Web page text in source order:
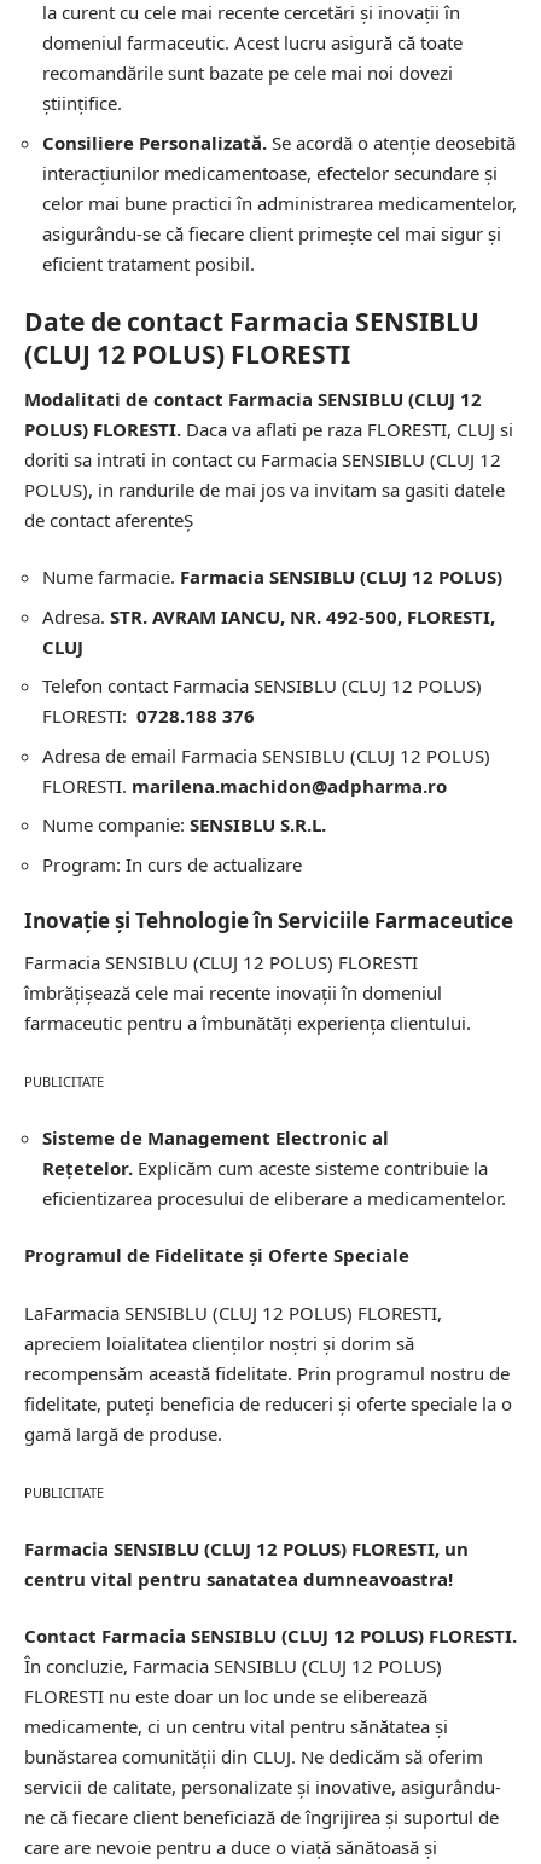
la curent cu cele mai recente cercetări și inovații în
domeniul farmaceutic. Acest lucru asigură că toate
recomandările sunt bazate pe cele mai noi dovezi
științifice.
Consiliere Personalizată. Se acordă o atenție deosebită
interacțiunilor medicamentoase, efectelor secundare și
celor mai bune practici în administrarea medicamentelor,
asigurându-se că fiecare client primește cel mai sigur și
eficient tratament posibil.
Date de contact Farmacia SENSIBLU
(CLUJ 12 POLUS) FLORESTI
Modalitati de contact Farmacia SENSIBLU (CLUJ 12
POLUS) FLORESTI. Daca va aflati pe raza FLORESTI, CLUJ si
doriti sa intrati in contact cu Farmacia SENSIBLU (CLUJ 12
POLUS), in randurile de mai jos va invitam sa gasiti datele
de contact aferenteȘ
Nume farmacie. Farmacia SENSIBLU (CLUJ 12 POLUS)
Adresa. STR. AVRAM IANCU, NR. 492-500, FLORESTI,
CLUJ
Telefon contact Farmacia SENSIBLU (CLUJ 12 POLUS)
FLORESTI: 0728.188 376
Adresa de email Farmacia SENSIBLU (CLUJ 12 POLUS)
FLORESTI. marilena.machidon@adpharma.ro
Nume companie: SENSIBLU S.R.L.
Program: In curs de actualizare
Inovație și Tehnologie în Serviciile Farmaceutice
Farmacia SENSIBLU (CLUJ 12 POLUS) FLORESTI
îmbrățișează cele mai recente inovații în domeniul
farmaceutic pentru a îmbunătăți experiența clientului.
PUBLICITATE
Sisteme de Management Electronic al
Rețetelor. Explicăm cum aceste sisteme contribuie la
eficientizarea procesului de eliberare a medicamentelor.
Programul de Fidelitate și Oferte Speciale
LaFarmacia SENSIBLU (CLUJ 12 POLUS) FLORESTI,
apreciem loialitatea clienților noștri și dorim să
recompensăm această fidelitate. Prin programul nostru de
fidelitate, puteți beneficia de reduceri și oferte speciale la o
gamă largă de produse.
PUBLICITATE
Farmacia SENSIBLU (CLUJ 12 POLUS) FLORESTI, un
centru vital pentru sanatatea dumneavoastra!
Contact Farmacia SENSIBLU (CLUJ 12 POLUS) FLORESTI.
În concluzie, Farmacia SENSIBLU (CLUJ 12 POLUS)
FLORESTI nu este doar un loc unde se eliberează
medicamente, ci un centru vital pentru sănătatea și
bunăstarea comunității din CLUJ. Ne dedicăm să oferim
servicii de calitate, personalizate și inovative, asigurându-
ne că fiecare client beneficiază de îngrijirea și suportul de
care are nevoie pentru a duce o viață sănătoasă și